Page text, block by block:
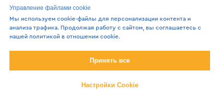
Управление файлами cookie
Мы используем cookie-файлы для персонализации контента и
анализа трафика. Продолжая работу с сайтом, вы соглашаетесь с
нашей политикой в отношении cookie.
Принять все
Настройки Cookie